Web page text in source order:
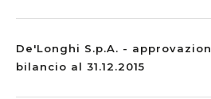
De'Longhi S.p.A. -
bilancio al 31.12.2015